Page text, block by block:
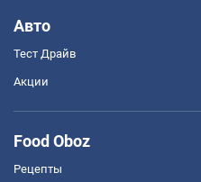
Авто
Тест Драйв
Акции
Food Oboz
Рецепты